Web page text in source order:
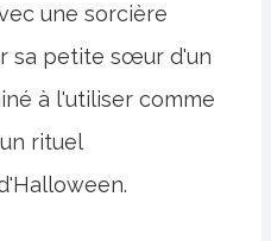
une sorcière
sa petite sœur d'un
à l'utiliser comme
rituel